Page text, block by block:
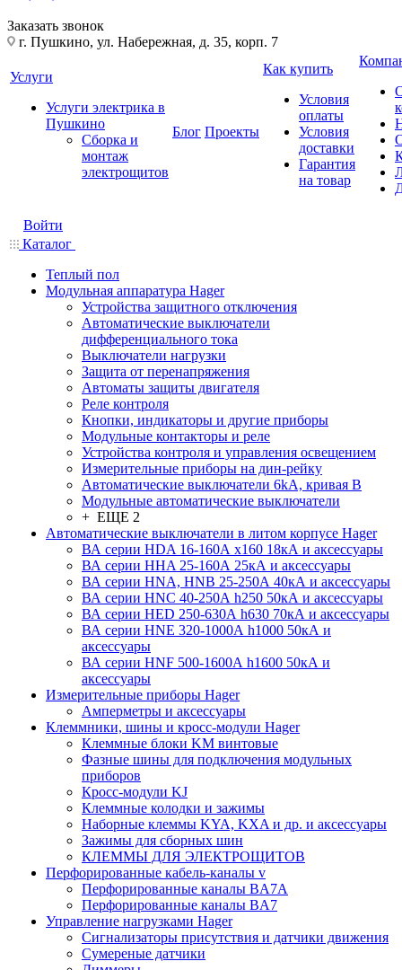
Заказать звонок
г. Пушкино, ул. Набережная, д. 35, корп. 7
Услуги
Услуги электрика в
Пушкино
Сборка и
монтаж
электрощитов
Блог Проекты
Как купить
Условия
оплаты
Условия
доставки
Гарантия
на товар
Войти
Каталог
Теплый пол
Модульная аппаратура Hager
Устройства защитного отключения
Автоматические выключатели
дифференциального тока
Выключатели нагрузки
Защита от перенапряжения
Автоматы защиты двигателя
Реле контроля
Кнопки, индикаторы и другие приборы
Модульные контакторы и реле
Устройства контроля и управления освещением
Измерительные приборы на дин-рейку
Автоматические выключатели 6kA, кривая В
Модульные автоматические выключатели
+ ЕЩЕ 2
Автоматические выключатели в литом корпусе Hager
ВА серии HDA 16-160А x160 18кА и аксессуары
ВА серии HHA 25-160А 25кА и аксессуары
ВА серии HNA, HNB 25-250А 40кА и аксессуары
ВА серии HNC 40-250А h250 50кА и аксессуары
ВА серии HED 250-630А h630 70кА и аксессуары
ВА серии HNE 320-1000А h1000 50кА и
аксессуары
ВА серии HNF 500-1600А h1600 50кА и
аксессуары
Измерительные приборы Hager
Амперметры и аксессуары
Клеммники, шины и кросс-модули Hager
Клеммные блоки KM винтовые
Фазные шины для подключения модульных
приборов
Кросс-модули KJ
Клеммные колодки и зажимы
Наборные клеммы KYA, KXA и др. и аксессуары
Зажимы для сборных шин
КЛЕММЫ ДЛЯ ЭЛЕКТРОЩИТОВ
Перфорированные кабель-каналы v
Перфорированные каналы BA7A
Перфорированные каналы BA7
Управление нагрузками Hager
Сигнализаторы присутствия и датчики движения
Сумереные датчики